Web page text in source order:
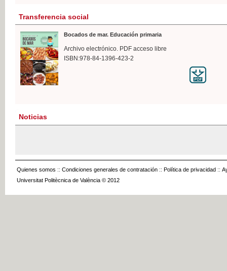
Transferencia social
Bocados de mar. Educación primaria
Archivo electrónico. PDF acceso libre
ISBN:978-84-1396-423-2
Noticias
Quienes somos :: Condiciones generales de contratación :: Política de privacidad ::
Universitat Politècnica de València © 2012